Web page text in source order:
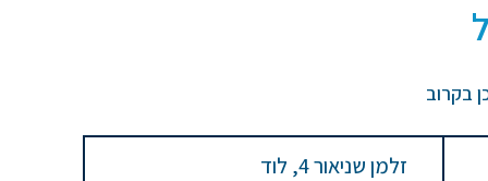
בקרוב
זלמן שניאור 4, לוד